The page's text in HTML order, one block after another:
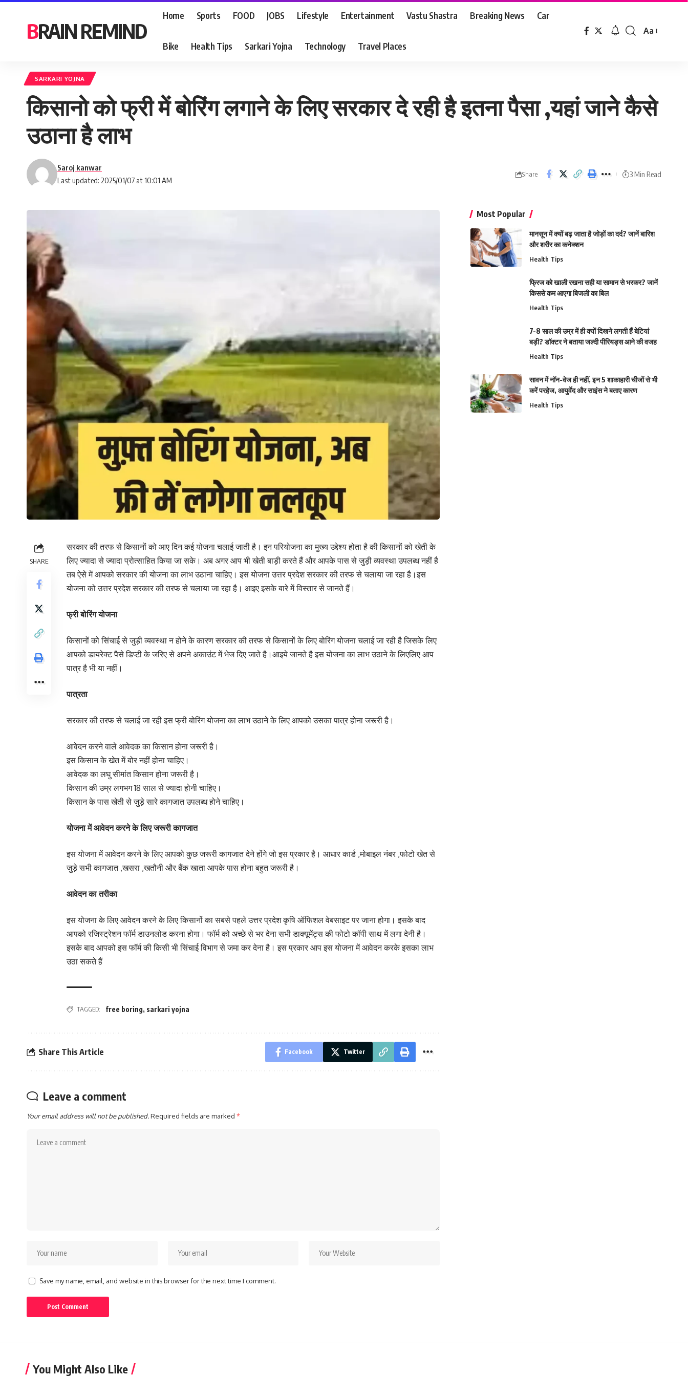
BRAIN REMIND
Home Sports FOOD JOBS Lifestyle Entertainment Vastu Shastra Breaking News Car
Bike Health Tips Sarkari Yojna Technology Travel Places
Font
Aa
SARKARI YOJNA
किसानो को फ्री में बोरिंग लगाने के लिए सरकार दे रही है इतना पैसा ,यहां जाने कैसे
उठाना है लाभ
Last updated: 2025/01/07 at 10:01 AM
Saroj kanwar
Share 3 Min Read
SHARE
सरकार की तरफ से किसानों को आए दिन कई योजना चलाई जाती है। इन परियोजना का मुख्य उद्देश्य होता है की किसानों को खेती के
लिए ज्यादा से ज्यादा प्रोत्साहित किया जा सके। अब अगर आप भी खेती बाड़ी करते हैं और आपके पास से जुड़ी व्यवस्था उपलब्ध नहीं है
तब ऐसे में आपको सरकार की योजना का लाभ उठाना चाहिए। इस योजना उत्तर प्रदेश सरकार की तरफ से चलाया जा रहा है।इस
योजना को उत्तर प्रदेश सरकार की तरफ से चलाया जा रहा है। आइए इसके बारे में विस्तार से जानते हैं।
फ्री बोरिंग योजना
किसानों को सिंचाई से जुड़ी व्यवस्था न होने के कारण सरकार की तरफ से किसानों के लिए बोरिंग योजना चलाई जा रही है जिसके लिए
आपको डायरेक्ट पैसे डिप्टी के जरिए से अपने अकाउंट में भेज दिए जाते है।आइये जानते है इस योजना का लाभ उठाने के लिएलिए आप
पात्र है भी या नहीं।
पात्रता
सरकार की तरफ से चलाई जा रही इस फ्री बोरिंग योजना का लाभ उठाने के लिए आपको उसका पात्र होना जरूरी है।
आवेदन करने वाले आवेदक का किसान होना जरूरी है।
इस किसान के खेत में बोर नहीं होना चाहिए।
आवेदक का लघु सीमांत किसान होना जरूरी है।
किसान की उम्र लगभग 18 साल से ज्यादा होनी चाहिए।
किसान के पास खेती से जुड़े सारे कागजात उपलब्ध होने चाहिए।
योजना में आवेदन करने के लिए जरूरी कागजात
इस योजना में आवेदन करने के लिए आपको कुछ जरूरी कागजात देने होंगे जो इस प्रकार है। आधार कार्ड ,मोबाइल नंबर ,फोटो खेत से
जुड़े सभी कागजात ,खसरा ,खतौनी और बैंक खाता आपके पास होना बहुत जरूरी है।
आवेदन का तरीका
इस योजना के लिए आवेदन करने के लिए किसानों का सबसे पहले उत्तर प्रदेश कृषि ऑफिशल वेबसाइट पर जाना होगा। इसके बाद
आपको रजिस्ट्रेशन फॉर्म डाउनलोड करना होगा। फॉर्म को अच्छे से भर देना सभी डाक्यूमेंट्स की फोटो कॉपी साथ में लगा देनी है।
इसके बाद आपको इस फॉर्म की किसी भी सिंचाई विभाग से जमा कर देना है। इस प्रकार आप इस योजना में आवेदन करके इसका लाभ
उठा सकते हैं
TAGGED: free boring, sarkari yojna
Share This Article Facebook Twitter
Leave a comment
Your email address will not be published.Required fields are marked *
Save my name, email, and website in this browser for the next time I comment.
Most Popular
मानसून में क्यों बढ़ जाता है जोड़ों का दर्द? जानें बारिश
और शरीर का कनेक्शन
Health Tips
फ्रिज को खाली रखना सही या सामान से भरकर? जानें
किससे कम आएगा बिजली का बिल
Health Tips
7-8 साल की उम्र में ही क्यों दिखने लगती हैं बेटियां
बड़ी? डॉक्टर ने बताया जल्दी पीरियड्स आने की वजह
Health Tips
सावन में नॉन-वेज ही नहीं, इन 5 शाकाहारी चीजों से भी
करें परहेज, आयुर्वेद और साइंस ने बताए कारण
Health Tips
You Might Also Like